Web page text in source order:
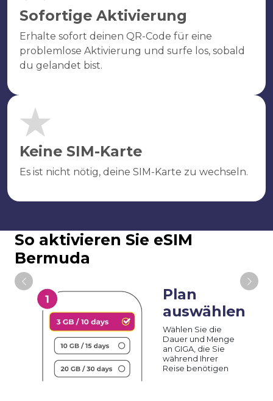
Sofortige Aktivierung
Erhalte sofort deinen QR-Code für eine
problemlose Aktivierung und surfe los, sobald
du gelandet bist.
Keine SIM-Karte
Es ist nicht nötig, deine SIM-Karte zu wechseln.
So aktivieren Sie eSIM
Bermuda
Plan
auswählen
Wählen Sie die
Dauer und Menge
an GIGA, die Sie
während Ihrer
Reise benötigen